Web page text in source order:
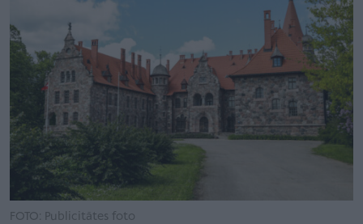
FOTO: Publicitātes foto